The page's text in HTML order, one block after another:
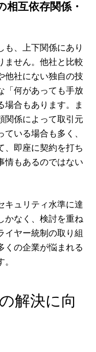
互依存関係・
も、上下関係にあり
ません。他社と比較
他社にない独自の技
「何があっても手放
場合もあります。ま
関係によって取引元
いる場合も多く、
、即座に契約を打ち
情もあるのではない
キュリティ水準に達
かなく、検討を重ね
イヤー統制の取り組
くの企業が悩まれる
解決に向